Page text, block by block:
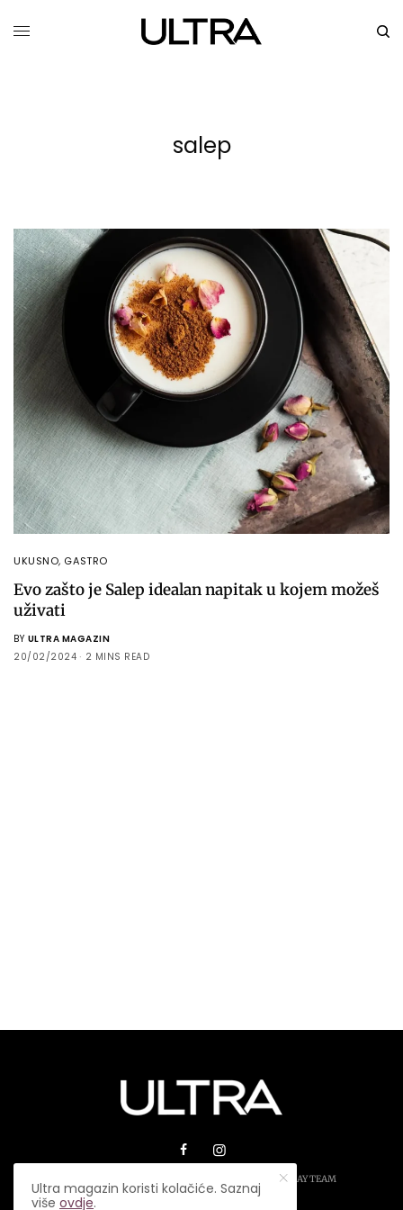
salep
UKUSNO, GASTRO
Evo zašto je Salep idealan napitak u kojem možeš
uživati
BY ULTRA MAGAZIN
20/02/2024
2 MINS READ
© 2026 ULTRA MAGAZIN. SVA PRAVA ZADRŽANA.PLAY TEAM
Ultra magazin koristi kolačiće. Saznaj
višeovdje.